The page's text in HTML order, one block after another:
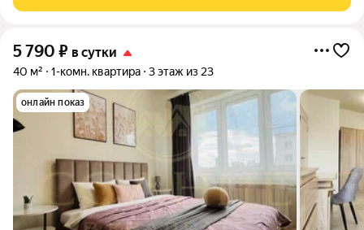
5 790 ₽ в сутки
40 м² 1-комн. квартира 3 этаж из 23
онлайн показ